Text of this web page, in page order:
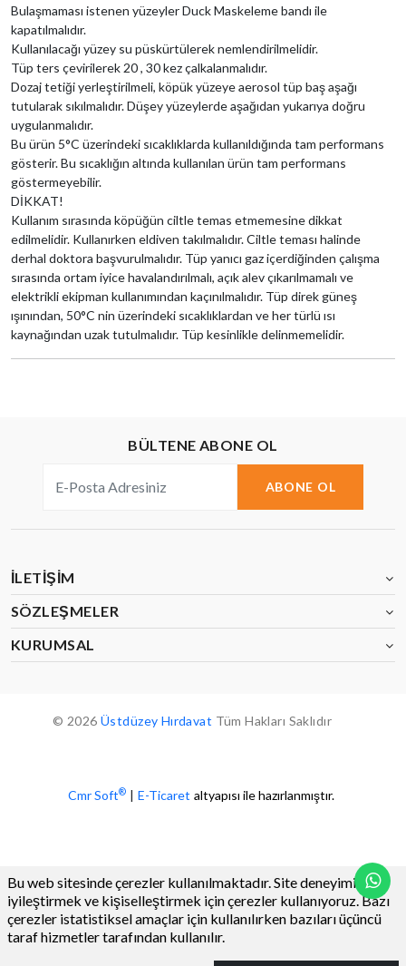
Bulaşmaması istenen yüzeyler Duck Maskeleme bandı ile
kapatılmalıdır.
Kullanılacağı yüzey su püskürtülerek nemlendirilmelidir.
Tüp ters çevirilerek 20 , 30 kez çalkalanmalıdır.
Dozaj tetiği yerleştirilmeli, köpük yüzeye aerosol tüp baş aşağı
tutularak sıkılmalıdır. Düşey yüzeylerde aşağıdan yukarıya doğru
uygulanmalıdır.
Bu ürün 5°C üzerindeki sıcaklıklarda kullanıldığında tam performans
gösterir. Bu sıcaklığın altında kullanılan ürün tam performans
göstermeyebilir.
DİKKAT!
Kullanım sırasında köpüğün ciltle temas etmemesine dikkat
edilmelidir. Kullanırken eldiven takılmalıdır. Ciltle teması halinde
derhal doktora başvurulmalıdır. Tüp yanıcı gaz içerdiğinden çalışma
sırasında ortam iyice havalandırılmalı, açık alev çıkarılmamalı ve
elektrikli ekipman kullanımından kaçınılmalıdır. Tüp direk güneş
ışınından, 50°C nin üzerindeki sıcaklıklardan ve her türlü ısı
kaynağından uzak tutulmalıdır. Tüp kesinlikle delinmemelidir.
BÜLTENE ABONE OL
ABONE OL
İLETIŞIM
SÖZLEŞMELER
KURUMSAL
© 2026 Üstdüzey Hırdavat Tüm Hakları Saklıdır
Cmr Soft® | E-Ticaret altyapısı ile hazırlanmıştır.
Bu web sitesinde çerezler kullanılmaktadır. Site deneyiminizi
iyileştirmek ve kişiselleştirmek için çerezler kullanıyoruz. Bazı
çerezler istatistiksel amaçlar için kullanılırken bazıları üçüncü
taraf hizmetler tarafından kullanılır.